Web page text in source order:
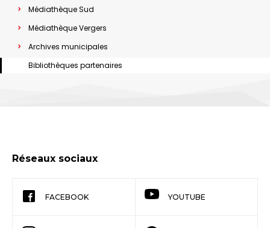
Médiathèque Sud
Médiathèque Vergers
Archives municipales
Bibliothèques partenaires
Réseaux sociaux
FACEBOOK YOUTUBE